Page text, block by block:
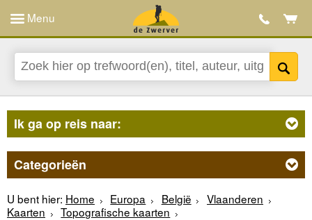
Menu
Ik ga op reis naar:
Categorieën
U bent hier: Home Europa België
Vlaanderen
Kaarten
Topografische kaarten